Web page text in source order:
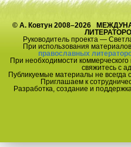
© А. Ковтун 2008–2026
Руководитель проекта —
При использования
православных
При необходимости
свяжитесь с
Публикуемые материалы не всегда
Приглашаем к
Разработка, создание и